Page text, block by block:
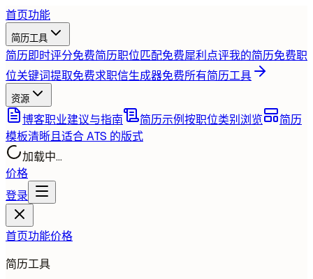
首页功能
简历工具
简历即时评分免费简历职位匹配免费犀利点评我的简历免费职
位关键词提取免费求职信生成器免费所有简历工具
资源
博客职业建议与指南 简历示例按职位类别浏览
简历
模板清晰且适合 ATS 的版式
加载中...
价格
登录
首页功能价格
简历工具